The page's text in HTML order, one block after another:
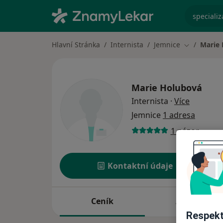
Hlavní Stránka Internista Jemnice ZměnaMarie
Marie Holubová
Internista · Více
Jemnice 1 adresa
1 názor
Kontaktní údaje
Ceník Adresy